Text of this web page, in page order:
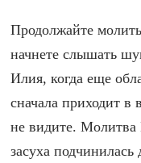
Продолжайте
начнете слышать
Илия, когда еще
сначала приходит
не видите.
засуха